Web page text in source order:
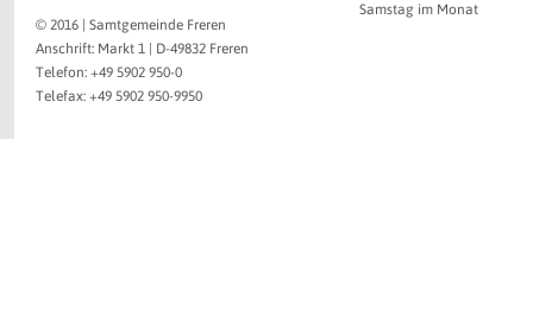
© 2016 | Samtgemeinde Freren
Anschrift: Markt 1 | D-49832 Freren
Telefon: +49 5902 950-0
Telefax: +49 5902 950-9950
Samstag im Monat